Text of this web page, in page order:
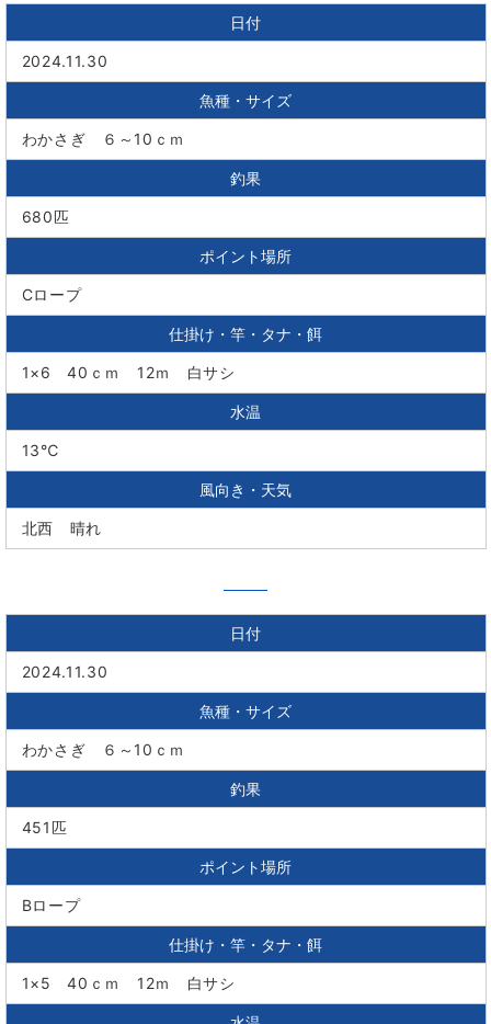
日付
2024.11.30
魚種・サイズ
わかさぎ ６～10ｃｍ
釣果
680匹
ポイント場所
Cロープ
仕掛け・竿・タナ・餌
1×6 40ｃｍ 12ｍ 白サシ
水温
13℃
風向き・天気
北西 晴れ
日付
2024.11.30
魚種・サイズ
わかさぎ ６～10ｃｍ
釣果
451匹
ポイント場所
Bロープ
仕掛け・竿・タナ・餌
1×5 40ｃｍ 12ｍ 白サシ